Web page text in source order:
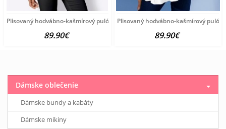
Plisovaný hodvábno-kašmírový pulóver vzhľadom Création
89.90€
Plisovaný hodvábno-kašmírový
89.90€
Dámske oblečenie
Dámske bundy a kabáty
Dámske mikiny